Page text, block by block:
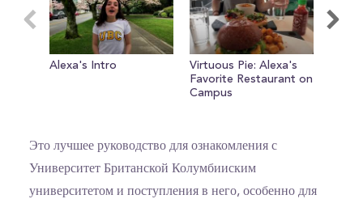
seconds
Alexa's Intro
Virtuous Pie: Alexa's
Favorite Restaurant on
Campus
Это лучшее руководство для ознакомления с
Университет Британской Колумбииским
университетом и поступления в него, особенно для